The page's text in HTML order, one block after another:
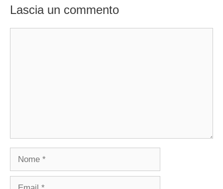
Lascia un commento
Nome
Email